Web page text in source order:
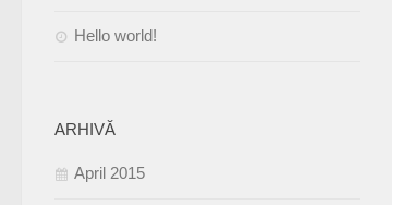
Hello world!
ARHIVĂ
April 2015